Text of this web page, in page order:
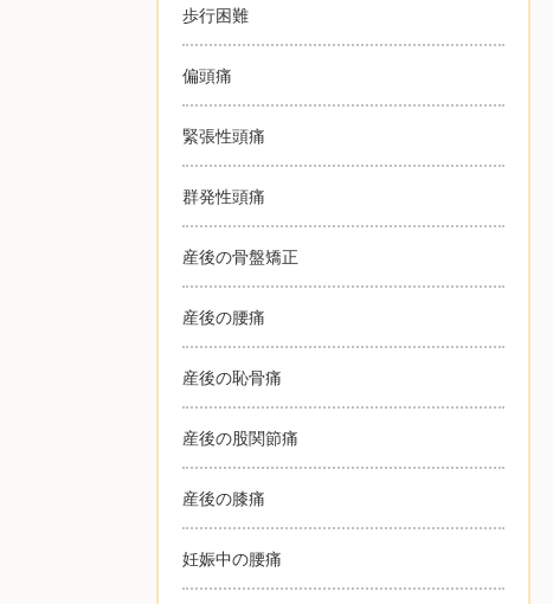
歩行困難
偏頭痛
緊張性頭痛
群発性頭痛
産後の骨盤矯正
産後の腰痛
産後の恥骨痛
産後の股関節痛
産後の膝痛
妊娠中の腰痛